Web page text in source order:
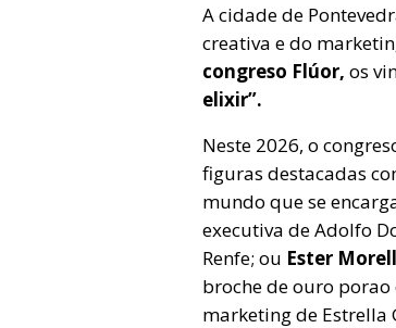
A cidade de
creativa e do
congreso Flúor, os
elixir”.
Neste 2026, o
figuras destacadas
mundo que se
executiva de Adolfo
Renfe; ou Ester
broche de ouro porao
marketing de Estrella